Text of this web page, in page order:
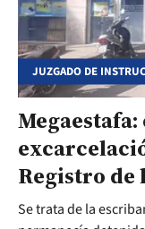
JUZGADO DE
Registro de
Se trata de la